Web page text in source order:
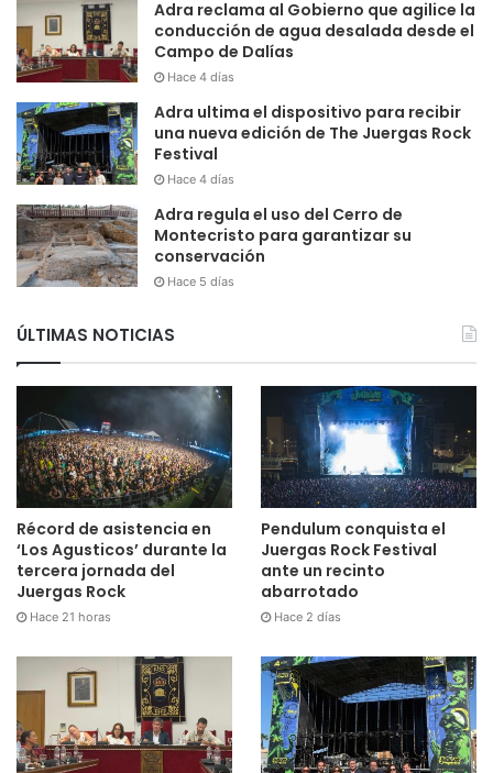
Adra reclama al Gobierno que agilice la
conducción de agua desalada desde el
Campo de Dalías
Hace 4 días
Adra ultima el dispositivo para recibir
una nueva edición de The Juergas Rock
Festival
Hace 4 días
Adra regula el uso del Cerro de
Montecristo para garantizar su
conservación
Hace 5 días
ÚLTIMAS NOTICIAS
Récord de asistencia en
‘Los Agusticos’ durante la
tercera jornada del
Juergas Rock
Hace 21 horas
Pendulum conquista el
Juergas Rock Festival
ante un recinto
abarrotado
Hace 2 días